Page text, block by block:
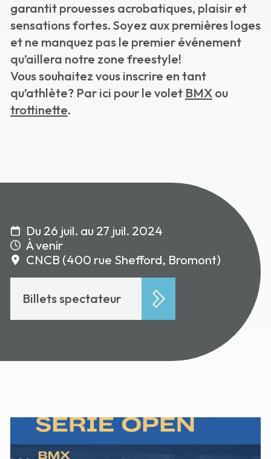
garantit prouesses acrobatiques, plaisir et
sensations fortes. Soyez aux premières loges
et ne manquez pas le premier événement
qu’aillera notre zone freestyle!
Vous souhaitez vous inscrire en tant
qu’athlète? Par ici pour le volet BMX ou
trottinette.
Du 26 juil. au 27 juil. 2024
À venir
CNCB (400 rue Shefford, Bromont)
Billets spectateur